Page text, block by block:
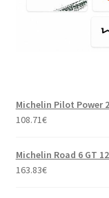
Michelin Pilot Power
108.71€
Michelin Road 6 GT
163.83€